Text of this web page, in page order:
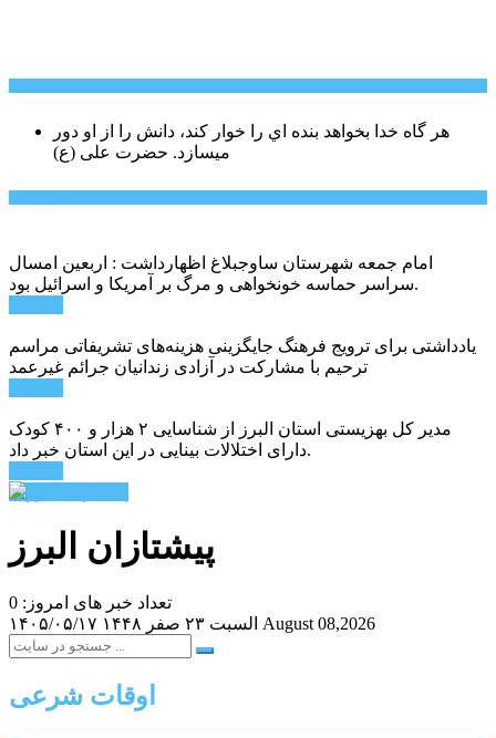
هر گاه خدا بخواهد بنده اي را خوار كند، دانش را از او دور
میسازد. حضرت علی (ع)
امام جمعه شهرستان ساوجبلاغ اظهارداشت : اربعین امسال
سراسر حماسه خونخواهی و مرگ بر آمریکا و اسرائیل بود.
یادداشتی برای ترویج فرهنگ جایگزینی هزینه‌های تشریفاتی مراسم
ترحیم با مشارکت در آزادی زندانیان جرائم غیرعمد
مدیر کل بهزیستی استان البرز از شناسایی ۲ هزار و ۴۰۰ کودک
دارای اختلالات بینایی در این استان خبر داد.
پیشتازان البرز
تعداد خبر های امروز: 0
۱۴۰۵/۰۵/۱۷
السبت ۲۳ صفر ۱۴۴۸ August 08,2026
اوقات شرعی